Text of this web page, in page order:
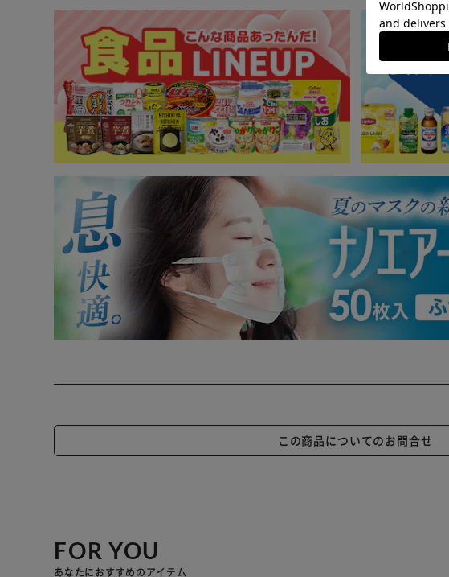
この商品についてのお問合せ
FOR YOU
あなたにおすすめのアイテム